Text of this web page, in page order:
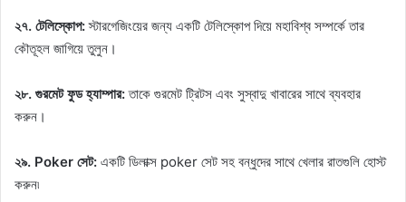
২৭. টেলিস্কোপ:স্টারগেজিংয়ের জন্য একটি টেলিস্কোপ দিয়ে মহাবিশ্ব সম্পর্কে তার
কৌতূহল জাগিয়ে তুলুন।
২৮. গুরমেট ফুড হ্যাম্পার:তাকে গুরমেট ট্রিটস এবং সুস্বাদু খাবারের সাথে ব্যবহার
করুন।
২৯. Poker সেট: একটি ডিলাক্স poker সেট সহ বন্ধুদের সাথে খেলার রাতগুলি হোস্ট
করুন৷